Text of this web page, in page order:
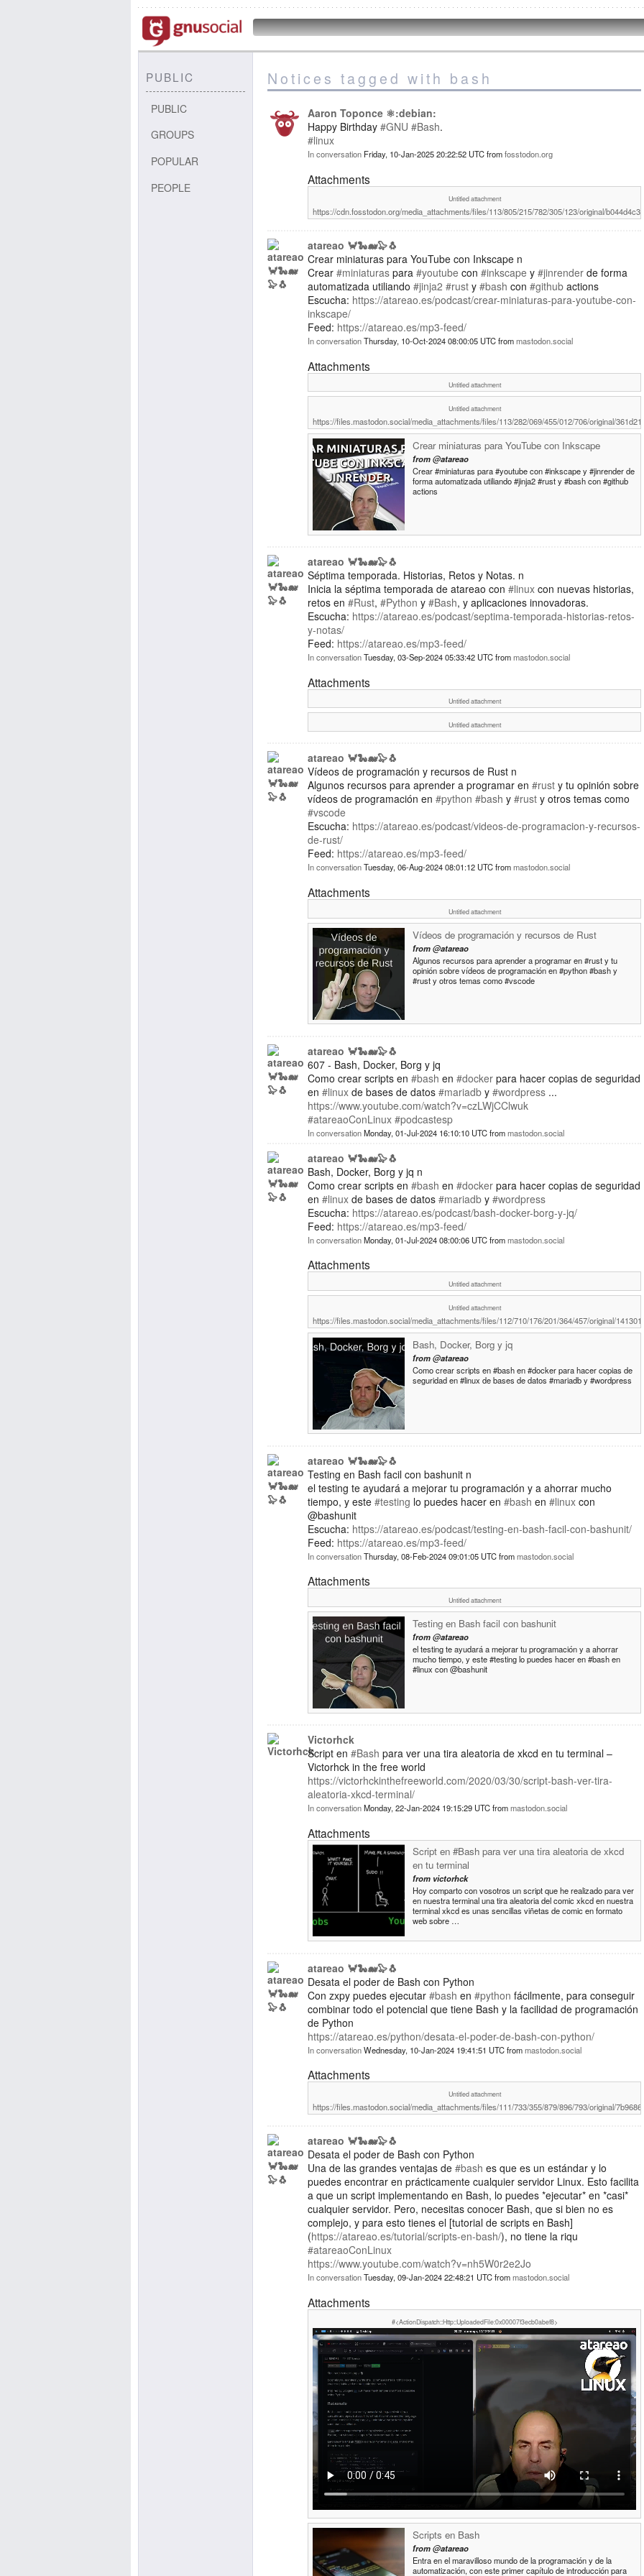
PUBLIC
PUBLIC
GROUPS
POPULAR
PEOPLE
Notices tagged with bash
Aaron Toponce ⚛️:debian:
Happy Birthday #GNU #Bash.
#linux
In conversation Friday, 10-Jan-2025 20:22:52 UTCfromfosstodon.org
Attachments
Untitled attachment
https://cdn.fosstodon.org/media_attachments/files/113/805/215/782/305/123/original/
atareao 🦀🐍🐋🦭🐧
Crear miniaturas para YouTube con Inkscape n
Crear #miniaturas para #youtube con #inkscape y #jinrender de forma
automatizada utiliando #jinja2 #rust y #bash con #github actions
Escucha: https://atareao.es/podcast/crear-miniaturas-para-youtube-con-
inkscape/
Feed: https://atareao.es/mp3-feed/
In conversationThursday, 10-Oct-2024 08:00:05 UTCfrommastodon.social
Attachments
Untitled attachment
Untitled attachment
https://files.mastodon.social/media_attachments/files/113/282/069/455/012/706/original/
Crear miniaturas para YouTube con Inkscape
from@atareao
Crear #miniaturas para #youtube con #inkscape y #jinrender de
forma automatizada utiliando #jinja2 #rust y #bash con #github
actions
atareao 🦀🐍🐋🦭🐧
Séptima temporada. Historias, Retos y Notas. n
Inicia la séptima temporada de atareao con #linux con nuevas historias,
retos en #Rust, #Python y #Bash, y aplicaciones innovadoras.
Escucha: https://atareao.es/podcast/septima-temporada-historias-retos-
y-notas/
Feed: https://atareao.es/mp3-feed/
In conversationTuesday, 03-Sep-2024 05:33:42 UTCfrommastodon.social
Attachments
Untitled attachment
Untitled attachment
atareao 🦀🐍🐋🦭🐧
Vídeos de programación y recursos de Rust n
Algunos recursos para aprender a programar en #rust y tu opinión sobre
vídeos de programación en #python #bash y #rust y otros temas como
#vscode
Escucha: https://atareao.es/podcast/videos-de-programacion-y-recursos-
de-rust/
Feed: https://atareao.es/mp3-feed/
In conversationTuesday, 06-Aug-2024 08:01:12 UTCfrommastodon.social
Attachments
Untitled attachment
Vídeos de programación y recursos de Rust
from@atareao
Algunos recursos para aprender a programar en #rust y tu
opinión sobre vídeos de programación en #python #bash y
#rust y otros temas como #vscode
atareao 🦀🐍🐋🦭🐧
607 - Bash, Docker, Borg y jq
Como crear scripts en #bash en #docker para hacer copias de seguridad
en #linux de bases de datos #mariadb y #wordpress ...
https://www.youtube.com/watch?v=czLWjCClwuk
#atareaoConLinux #podcastesp
In conversationMonday, 01-Jul-2024 16:10:10 UTCfrommastodon.social
atareao 🦀🐍🐋🦭🐧
Bash, Docker, Borg y jq n
Como crear scripts en #bash en #docker para hacer copias de seguridad
en #linux de bases de datos #mariadb y #wordpress
Escucha: https://atareao.es/podcast/bash-docker-borg-y-jq/
Feed: https://atareao.es/mp3-feed/
In conversationMonday, 01-Jul-2024 08:00:06 UTCfrommastodon.social
Attachments
Untitled attachment
Untitled attachment
https://files.mastodon.social/media_attachments/files/112/710/176/201/364/457/original/
Bash, Docker, Borg y jq
from@atareao
Como crear scripts en #bash en #docker para hacer copias de
seguridad en #linux de bases de datos #mariadb y #wordpress
atareao 🦀🐍🐋🦭🐧
Testing en Bash facil con bashunit n
el testing te ayudará a mejorar tu programación y a ahorrar mucho
tiempo, y este #testing lo puedes hacer en #bash en #linux con
@bashunit
Escucha: https://atareao.es/podcast/testing-en-bash-facil-con-bashunit/
Feed: https://atareao.es/mp3-feed/
In conversationThursday, 08-Feb-2024 09:01:05 UTCfrommastodon.social
Attachments
Untitled attachment
Testing en Bash facil con bashunit
from@atareao
el testing te ayudará a mejorar tu programación y a ahorrar
mucho tiempo, y este #testing lo puedes hacer en #bash en
#linux con @bashunit
Victorhck
Script en #Bash para ver una tira aleatoria de xkcd en tu terminal –
Victorhck in the free world
https://victorhckinthefreeworld.com/2020/03/30/script-bash-ver-tira-
aleatoria-xkcd-terminal/
In conversationMonday, 22-Jan-2024 19:15:29 UTCfrommastodon.social
Attachments
Script en #Bash para ver una tira aleatoria de xkcd
en tu terminal
from victorhck
Hoy comparto con vosotros un script que he realizado para ver
en nuestra terminal una tira aleatoria del comic xkcd en nuestra
terminal xkcd es unas sencillas viñetas de comic en formato
web sobre …
atareao 🦀🐍🐋🦭🐧
Desata el poder de Bash con Python
Con zxpy puedes ejecutar #bash en #python fácilmente, para conseguir
combinar todo el potencial que tiene Bash y la facilidad de programación
de Python
https://atareao.es/python/desata-el-poder-de-bash-con-python/
In conversationWednesday, 10-Jan-2024 19:41:51 UTCfrommastodon.social
Attachments
Untitled attachment
https://files.mastodon.social/media_attachments/files/111/733/355/879/896/793/original/
atareao 🦀🐍🐋🦭🐧
Desata el poder de Bash con Python
Una de las grandes ventajas de #bash es que es un estándar y lo
puedes encontrar en prácticamente cualquier servidor Linux. Esto facilita
a que un script implementando en Bash, lo puedes *ejecutar* en *casi*
cualquier servidor. Pero, necesitas conocer Bash, que si bien no es
complejo, y para esto tienes el [tutorial de scripts en Bash]
(https://atareao.es/tutorial/scripts-en-bash/), no tiene la riqu
#atareaoConLinux
https://www.youtube.com/watch?v=nh5W0r2e2Jo
In conversationTuesday, 09-Jan-2024 22:48:21 UTCfrommastodon.social
Attachments
#<ActionDispatch::Http::UploadedFile:0x00007f3ecb0abef8>
Scripts en Bash
from@atareao
Entra en el maravilloso mundo de la programación y de la
automatización, con este primer capítulo de introducción para